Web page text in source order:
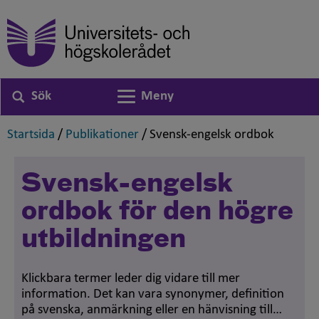
Sök
Växla navigering
Meny
Startsida ,
/ Publikationer ,
/ Svensk-engelsk ordbok
Svensk-engelsk
ordbok för den högre
utbildningen
Klickbara termer leder dig vidare till mer
information. Det kan vara synonymer, definition
på svenska, anmärkning eller en hänvisning till